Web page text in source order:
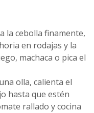
la cebolla finamente,
en rodajas y la
machaca o pica el
olla, calienta el
hasta que estén
rallado y cocina